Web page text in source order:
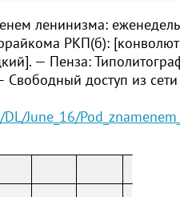
ленинизма:
РКП(б):
— Пенза:
доступ из сети
June_16/